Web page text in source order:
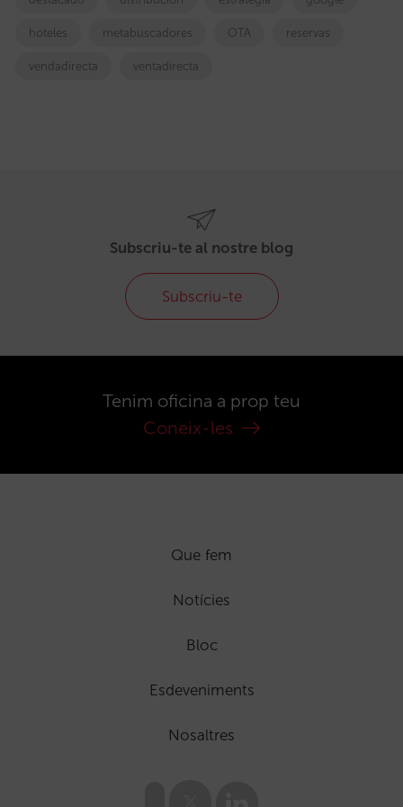
hoteles metabuscadores OTA reservas
vendadirecta ventadirecta
Subscriu-te al nostre blog
Subscriu-te
Tenim oficina a prop teu
Coneix-les
Que fem
Notícies
Bloc
Esdeveniments
Nosaltres